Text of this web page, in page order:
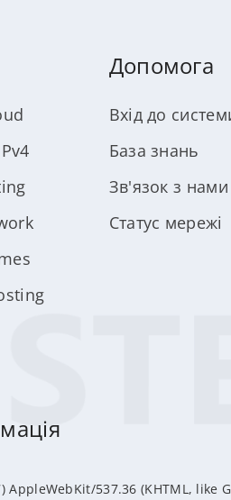
Допомога
Вхід до
База знань
Зв'язок з нами
Статус мережі
537.36 (KHTML, like